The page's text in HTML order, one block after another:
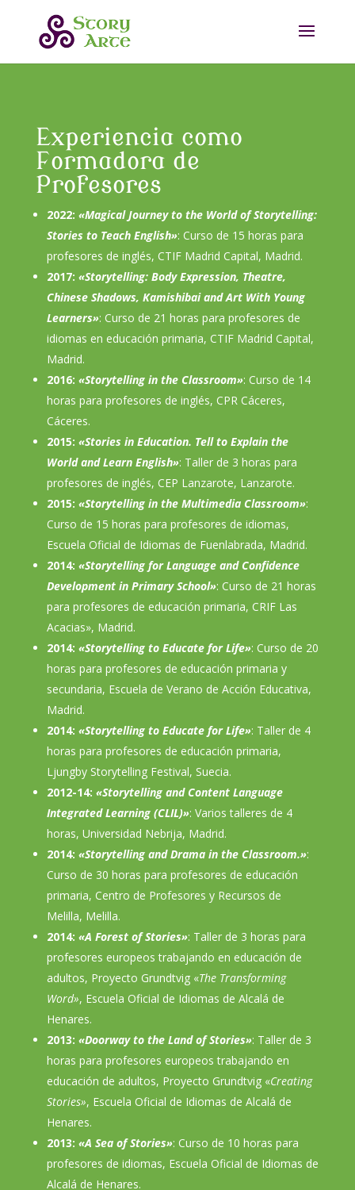
Experiencia como
Formadora de
Profesores
2022: «Magical Journey to the World of Storytelling:
Stories to Teach English»: Curso de 15 horas para
profesores de inglés, CTIF Madrid Capital, Madrid.
2017: «Storytelling: Body Expression, Theatre,
Chinese Shadows, Kamishibai and Art With Young
Learners»: Curso de 21 horas para profesores de
idiomas en educación primaria, CTIF Madrid Capital,
Madrid.
2016: «Storytelling in the Classroom»: Curso de 14
horas para profesores de inglés, CPR Cáceres,
Cáceres.
2015: «Stories in Education. Tell to Explain the
World and Learn English»: Taller de 3 horas para
profesores de inglés, CEP Lanzarote, Lanzarote.
2015: «Storytelling in the Multimedia Classroom»:
Curso de 15 horas para profesores de idiomas,
Escuela Oficial de Idiomas de Fuenlabrada, Madrid.
2014: «Storytelling for Language and Confidence
Development in Primary School»: Curso de 21 horas
para profesores de educación primaria, CRIF Las
Acacias», Madrid.
2014: «Storytelling to Educate for Life»: Curso de 20
horas para profesores de educación primaria y
secundaria, Escuela de Verano de Acción Educativa,
Madrid.
2014: «Storytelling to Educate for Life»: Taller de 4
horas para profesores de educación primaria,
Ljungby Storytelling Festival, Suecia.
2012-14: «Storytelling and Content Language
Integrated Learning (CLIL)»: Varios talleres de 4
horas, Universidad Nebrija, Madrid.
2014: «Storytelling and Drama in the Classroom.»:
Curso de 30 horas para profesores de educación
primaria, Centro de Profesores y Recursos de
Melilla, Melilla.
2014: «A Forest of Stories»: Taller de 3 horas para
profesores europeos trabajando en educación de
adultos, Proyecto Grundtvig «The Transforming
Word», Escuela Oficial de Idiomas de Alcalá de
Henares.
2013: «Doorway to the Land of Stories»: Taller de 3
horas para profesores europeos trabajando en
educación de adultos, Proyecto Grundtvig «Creating
Stories», Escuela Oficial de Idiomas de Alcalá de
Henares.
2013: «A Sea of Stories»: Curso de 10 horas para
profesores de idiomas, Escuela Oficial de Idiomas de
Alcalá de Henares.